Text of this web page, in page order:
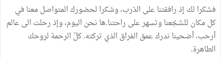
فشكرا لك إذ رافقتنا على الدّرب، وشكرا لحضورك المتواصل معنا في
كل مكان لتُشجّعنا وتسهر على راحتنا.ها نحن اليوم، وإذ رحلت الى عالم
أرحب، أضحينا ندرك عمق الفراق الذي تركته. كلّ الرحمة لروحك
الطاهرة.